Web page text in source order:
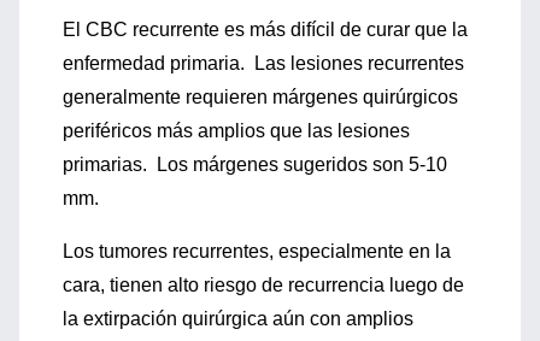
El CBC recurrente es más difícil de curar que la
enfermedad primaria. Las lesiones recurrentes
generalmente requieren márgenes quirúrgicos
periféricos más amplios que las lesiones
primarias. Los márgenes sugeridos son 5-10
mm.
Los tumores recurrentes, especialmente en la
cara, tienen alto riesgo de recurrencia luego de
la extirpación quirúrgica aún con amplios